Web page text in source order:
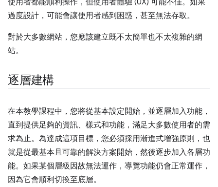
使用者都能順利操作，但使用者體驗 (UX) 可能不佳。如果
過度設計，可能會讓使用者感到困惑，甚至無法存取。
對於大多數網站，您應該建立既不太簡單也不太複雜的網
站。
逐層建構
在本教學課程中，您將從基本設定開始，並逐層加入功能，
直到提供足夠的資訊、樣式和功能，滿足大多數使用者的需
求為止。為達成這項目標，您必須採用漸進式增強原則，也
就是從最基本且可靠的解決方案開始，然後逐步加入各層功
能。如果某個層級因故無法運作，導覽功能仍會正常運作，
因為它會順利切換至底層。